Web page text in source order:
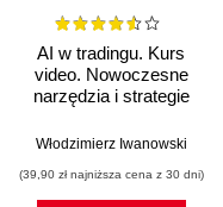
AI w tradingu. Kurs
video. Nowoczesne
narzędzia i strategie
Włodzimierz Iwanowski
(39,90 zł najniższa cena z 30 dni)